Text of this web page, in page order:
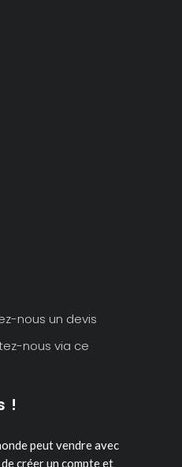
nous un devis
nous via ce
!
peut vendre avec
créer un compte et